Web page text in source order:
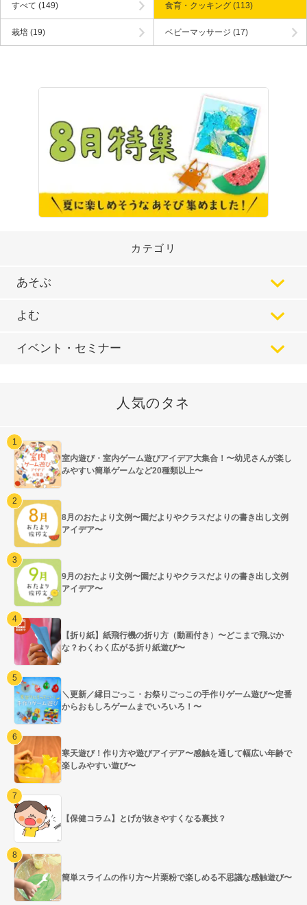
すべて (149) 食育・クッキング(113)
栽培 (19) ベビーマッサージ (17)
カテゴリ
あそぶ
よむ
イベント・セミナー
人気のタネ
室内遊び・室内ゲーム遊びアイデア大集合！〜幼児さんが楽し
みやすい簡単ゲームなど20種類以上〜
8月のおたより文例〜園だよりやクラスだよりの書き出し文例
アイデア〜
9月のおたより文例〜園だよりやクラスだよりの書き出し文例
アイデア〜
【折り紙】紙飛行機の折り方（動画付き）〜どこまで飛ぶか
な？わくわく広がる折り紙遊び〜
＼更新／縁日ごっこ・お祭りごっこの手作りゲーム遊び〜定番
からおもしろゲームまでいろいろ！〜
寒天遊び！作り方や遊びアイデア〜感触を通して幅広い年齢で
楽しみやすい遊び〜
【保健コラム】とげが抜きやすくなる裏技？
簡単スライムの作り方〜片栗粉で楽しめる不思議な感触遊び〜